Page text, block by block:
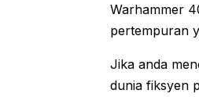
Warhammer
pertempuran
Jika anda
dunia fiksyen